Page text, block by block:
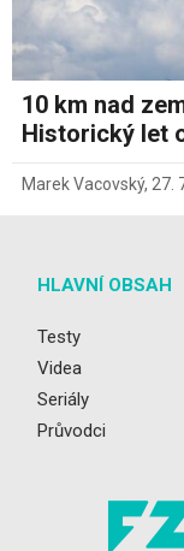
10 km nad
Historický let
Marek Vacovský, 27.
HLAVNÍ OBSAH
Testy
Videa
Seriály
Průvodci